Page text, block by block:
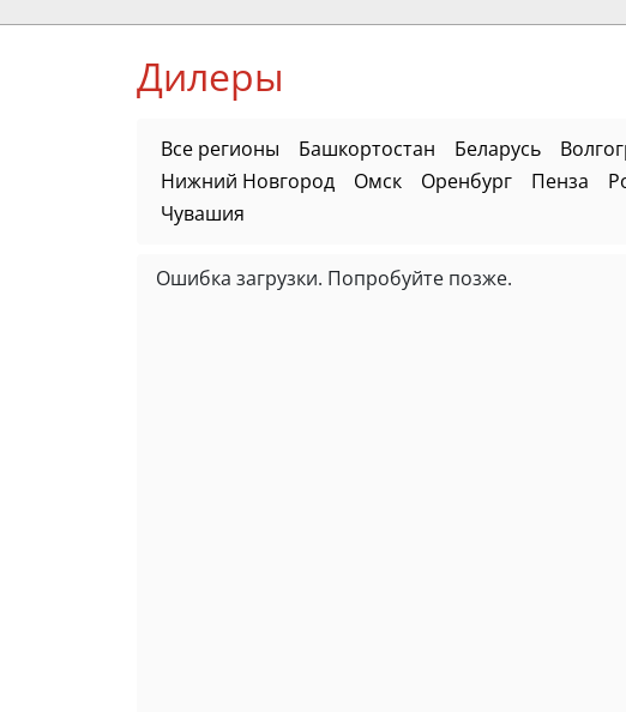
Дилеры
Все регионы Башкортостан Беларусь
Нижний Новгород
Омск Оренбург Пенза
Чувашия
Ошибка загрузки. Попробуйте позже.